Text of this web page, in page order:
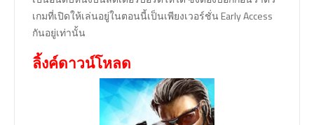
เกมที่เปิดให้เล่นอยู่ในตอนนี้เป็นเพียงเวอร์ชั่น Early Access
กันอยู่เท่านั้น
ลิ้งค์ดาวน์โหลด